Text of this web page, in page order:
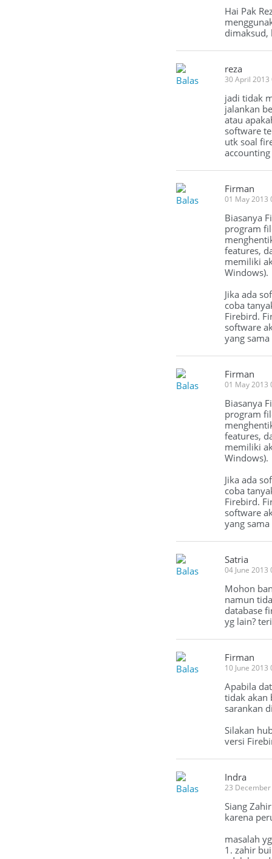
Hai Pak
dimaksud,
Balas
reza
30 April 2013
jadi tidak
jalankan
atau
software
utk soal
Balas
Firman
01 May 2013
Biasanya
program
features,
memiliki
Windows).
Jika ada
coba
Firebird.
software
yang
Balas
Firman
01 May 2013
Biasanya
program
features,
memiliki
Windows).
Jika ada
coba
Firebird.
software
yang
Balas
Satria
04 June 2013
Mohon
namun
database
yg lain?
Balas
Firman
10 June 2013
Apabila
tidak akan
sarankan
Silakan
versi
Balas
Indra
23
Siang
karena
masalah
1. zahir